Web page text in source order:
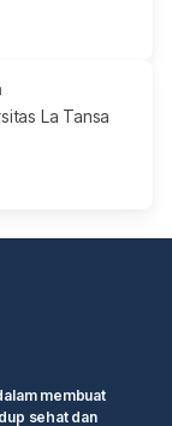
La Tansa
membuat
sehat dan